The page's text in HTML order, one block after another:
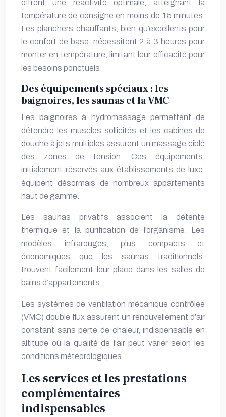
offrent une réactivité optimale, atteignant la
température de consigne en moins de 15 minutes.
Les planchers chauffants, bien qu’excellents pour
le confort de base, nécessitent 2 à 3 heures pour
monter en température, limitant leur efficacité pour
les besoins ponctuels.
Des équipements spéciaux : les
baignoires, les saunas et la VMC
Les baignoires à hydromassage permettent de
détendre les muscles sollicités et les cabines de
douche à jets multiples assurent un massage ciblé
des zones de tension. Ces équipements,
initialement réservés aux établissements de luxe,
équipent désormais de nombreux appartements
haut de gamme.
Les saunas privatifs associent la détente
thermique et la purification de l’organisme. Les
modèles infrarouges, plus compacts et
économiques que les saunas traditionnels,
trouvent facilement leur place dans les salles de
bains d’appartements.
Les systèmes de ventilation mécanique contrôlée
(VMC) double flux assurent un renouvellement d’air
constant sans perte de chaleur, indispensable en
altitude où la qualité de l’air peut varier selon les
conditions météorologiques.
Les services et les prestations
complémentaires
indispensables